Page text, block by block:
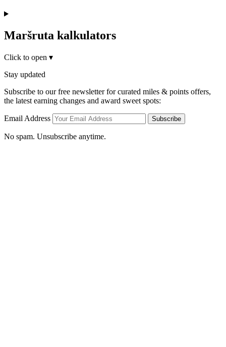
Maršruta kalkulators
Click to open ▾
Stay updated
Subscribe to our free newsletter for curated miles & points offers,
the latest earning changes and award sweet spots:
Email Address Subscribe
No spam. Unsubscribe anytime.